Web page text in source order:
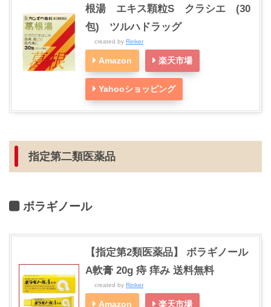
根湯 エキス顆粒S クラシエ (30
包) ツルハドラッグ
created by Rinker
Amazon 楽天市場
Yahooショッピング
指定第二類医薬品
ボラギノール
【指定第2類医薬品】 ボラギノール
A軟膏 20g 痔 痒み 送料無料
created by Rinker
Amazon 楽天市場